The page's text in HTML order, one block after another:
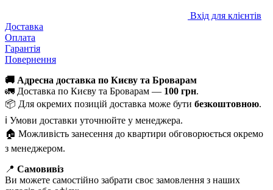
Вхід для клієнтів
Доставка
Оплата
Гарантія
Повернення
🚚 Адресна доставка по Києву та Броварам
🚛 Доставка по Києву та Броварам — 100 грн.
📦 Для окремих позицій доставка може бути безкоштовною.
ℹ️ Умови доставки уточнюйте у менеджера.
🏠 Можливість занесення до квартири обговорюється окремо
з менеджером.
📍 Самовивіз
Ви можете самостійно забрати своє замовлення з наших